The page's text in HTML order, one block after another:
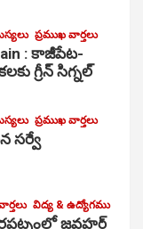
ప్రముఖ వార్తలు
: కాజీపేట-
గ్రీన్ సిగ్నల్
ప్రముఖ వార్తలు
సర్వే
విద్య & ఉద్యోగము
జవహర్